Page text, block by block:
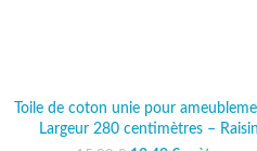
Toile de coton unie pour
Largeur 280 centimètres – Raisin